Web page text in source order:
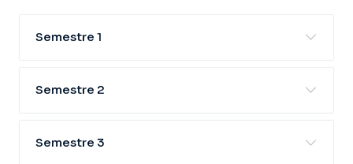
Semestre 1
Semestre 2
Semestre 3